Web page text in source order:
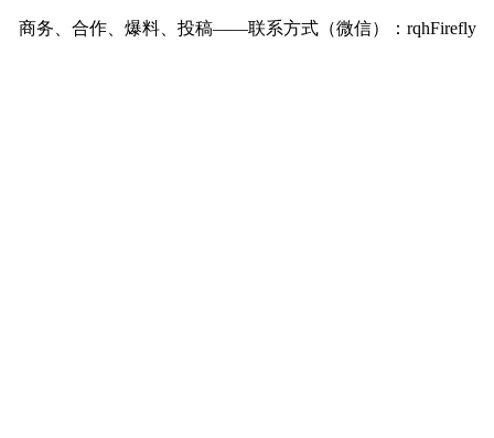
商务、合作、爆料、投稿——联系方式（微信）：rqhFirefly